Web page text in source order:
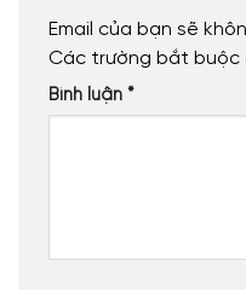
Email của bạn sẽ
Các trường bắt buộc
Bình luận *